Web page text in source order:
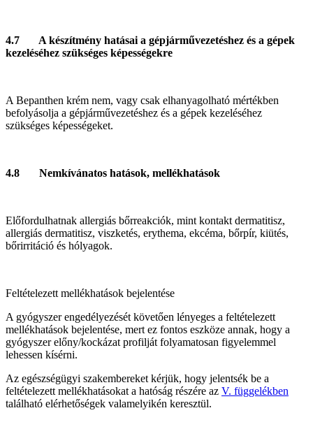
4.7 A készítmény hatásai a gépjárművezetéshez és a gépek
kezeléséhez szükséges képességekre
A Bepanthen krém nem, vagy csak elhanyagolható mértékben
befolyásolja a gépjárművezetéshez és a gépek kezeléséhez
szükséges képességeket.
4.8 Nemkívánatos hatások, mellékhatások
Előfordulhatnak allergiás bőrreakciók, mint kontakt dermatitisz,
allergiás dermatitisz, viszketés, erythema, ekcéma, bőrpír, kiütés,
bőrirritáció és hólyagok.
Feltételezett mellékhatások bejelentése
A gyógyszer engedélyezését követően lényeges a feltételezett
mellékhatások bejelentése, mert ez fontos eszköze annak, hogy a
gyógyszer előny/kockázat profilját folyamatosan figyelemmel
lehessen kísérni.
Az egészségügyi szakembereket kérjük, hogy jelentsék be a
feltételezett mellékhatásokat a hatóság részére az V. függelékben
található elérhetőségek valamelyikén keresztül.